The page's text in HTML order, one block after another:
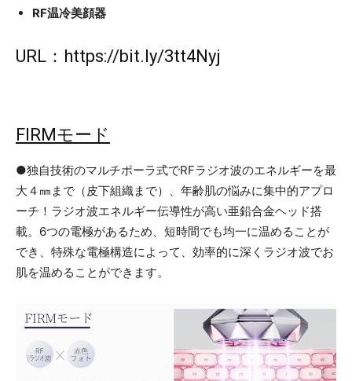
RF温冷美顔器
URL： https://bit.ly/3tt4Nyj
FIRMモード
●独自技術のマルチポーラ式でRFラジオ波のエネルギーを最
大４㎜まで（皮下組織まで）、年齢肌の悩みに集中的アプロ
ーチ！ラジオ波エネルギー伝導性が高い亜鉛合金ヘッド搭
載。6つの電極があるため、短時間でも均一に温めることが
でき、特殊な電極構造によって、効率的に深くラジオ波でお
肌を温めることができます。